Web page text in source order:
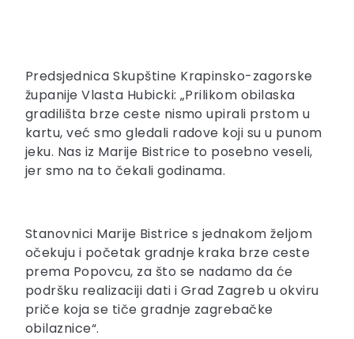
Predsjednica Skupštine Krapinsko-zagorske
županije Vlasta Hubicki: „Prilikom obilaska
gradilišta brze ceste nismo upirali prstom u
kartu, već smo gledali radove koji su u punom
jeku. Nas iz Marije Bistrice to posebno veseli,
jer smo na to čekali godinama.
Stanovnici Marije Bistrice s jednakom željom
očekuju i početak gradnje kraka brze ceste
prema Popovcu, za što se nadamo da će
podršku realizaciji dati i Grad Zagreb u okviru
priče koja se tiče gradnje zagrebačke
obilaznice“.